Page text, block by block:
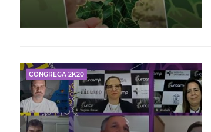
CONGREGA 2K20